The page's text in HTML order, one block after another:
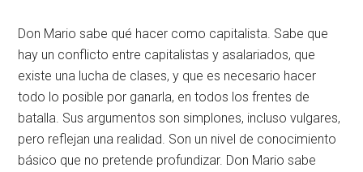
Don Mario sabe qué hacer como capitalista. Sabe que
hay un conflicto entre capitalistas y asalariados, que
existe una lucha de clases, y que es necesario hacer
todo lo posible por ganarla, en todos los frentes de
batalla. Sus argumentos son simplones, incluso vulgares,
pero reflejan una realidad. Son un nivel de conocimiento
básico que no pretende profundizar. Don Mario sabe